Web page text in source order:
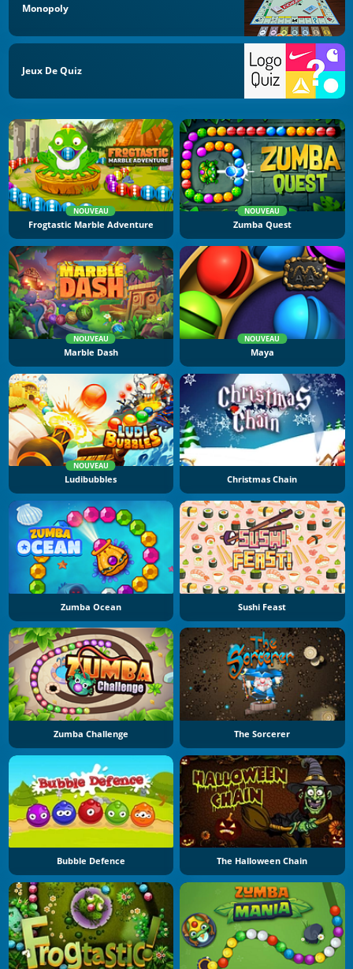
Monopoly
Jeux De Quiz
NOUVEAU
Frogtastic Marble Adventure
NOUVEAU
Zumba Quest
NOUVEAU
Marble Dash
NOUVEAU
Maya
NOUVEAU
Ludibubbles Christmas Chain
Zumba Ocean Sushi Feast
Zumba Challenge The Sorcerer
Bubble Defence The Halloween Chain